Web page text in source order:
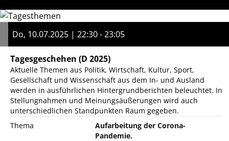
Do, 10.07.2025 | 22:30 - 23:05
Tagesgeschehen (D 2025)
Aktuelle Themen aus Politik, Wirtschaft, Kultur, Sport,
Gesellschaft und Wissenschaft aus dem In- und Ausland
werden in ausführlichen Hintergrundberichten beleuchtet. In
Stellungnahmen und Meinungsäußerungen wird auch
unterschiedlichen Standpunkten Raum gegeben.
Thema
Aufarbeitung der Corona-
Pandemie.